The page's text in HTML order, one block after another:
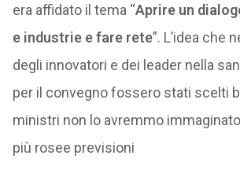
era affidato il tema “Aprire un
e industrie e fare rete”. L’idea che
degli innovatori e dei leader nella
per il convegno fossero stati scelti
ministri non lo avremmo
più rosee previsioni